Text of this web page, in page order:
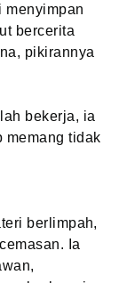
menyimpan
bercerita
pikirannya
bekerja, ia
memang tidak
berlimpah,
Ia